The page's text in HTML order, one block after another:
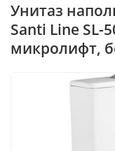
Унитаз
Santi Line SL-
микролифт,